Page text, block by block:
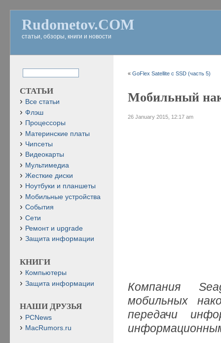
Rudometov.COM
статьи, обзоры, книги и новости
«GoFlex Satellite с SSD (часть 5)
Мобильный
26 January 2015, 12:17 am
Компания
мобильных
передачи
СТАТЬИ
Все статьи
Флэш
Процессоры
Материнские платы
Чипсеты
Видеокарты
Мультимедиа
Жесткие диски
Ноутбуки и планшеты
Мобильные устройства
События
Сети
Ремонт и upgrade
Защита информации
КНИГИ
Компьютеры
Защита информации
НАШИ ДРУЗЬЯ
PCNews
MacRumors.ru